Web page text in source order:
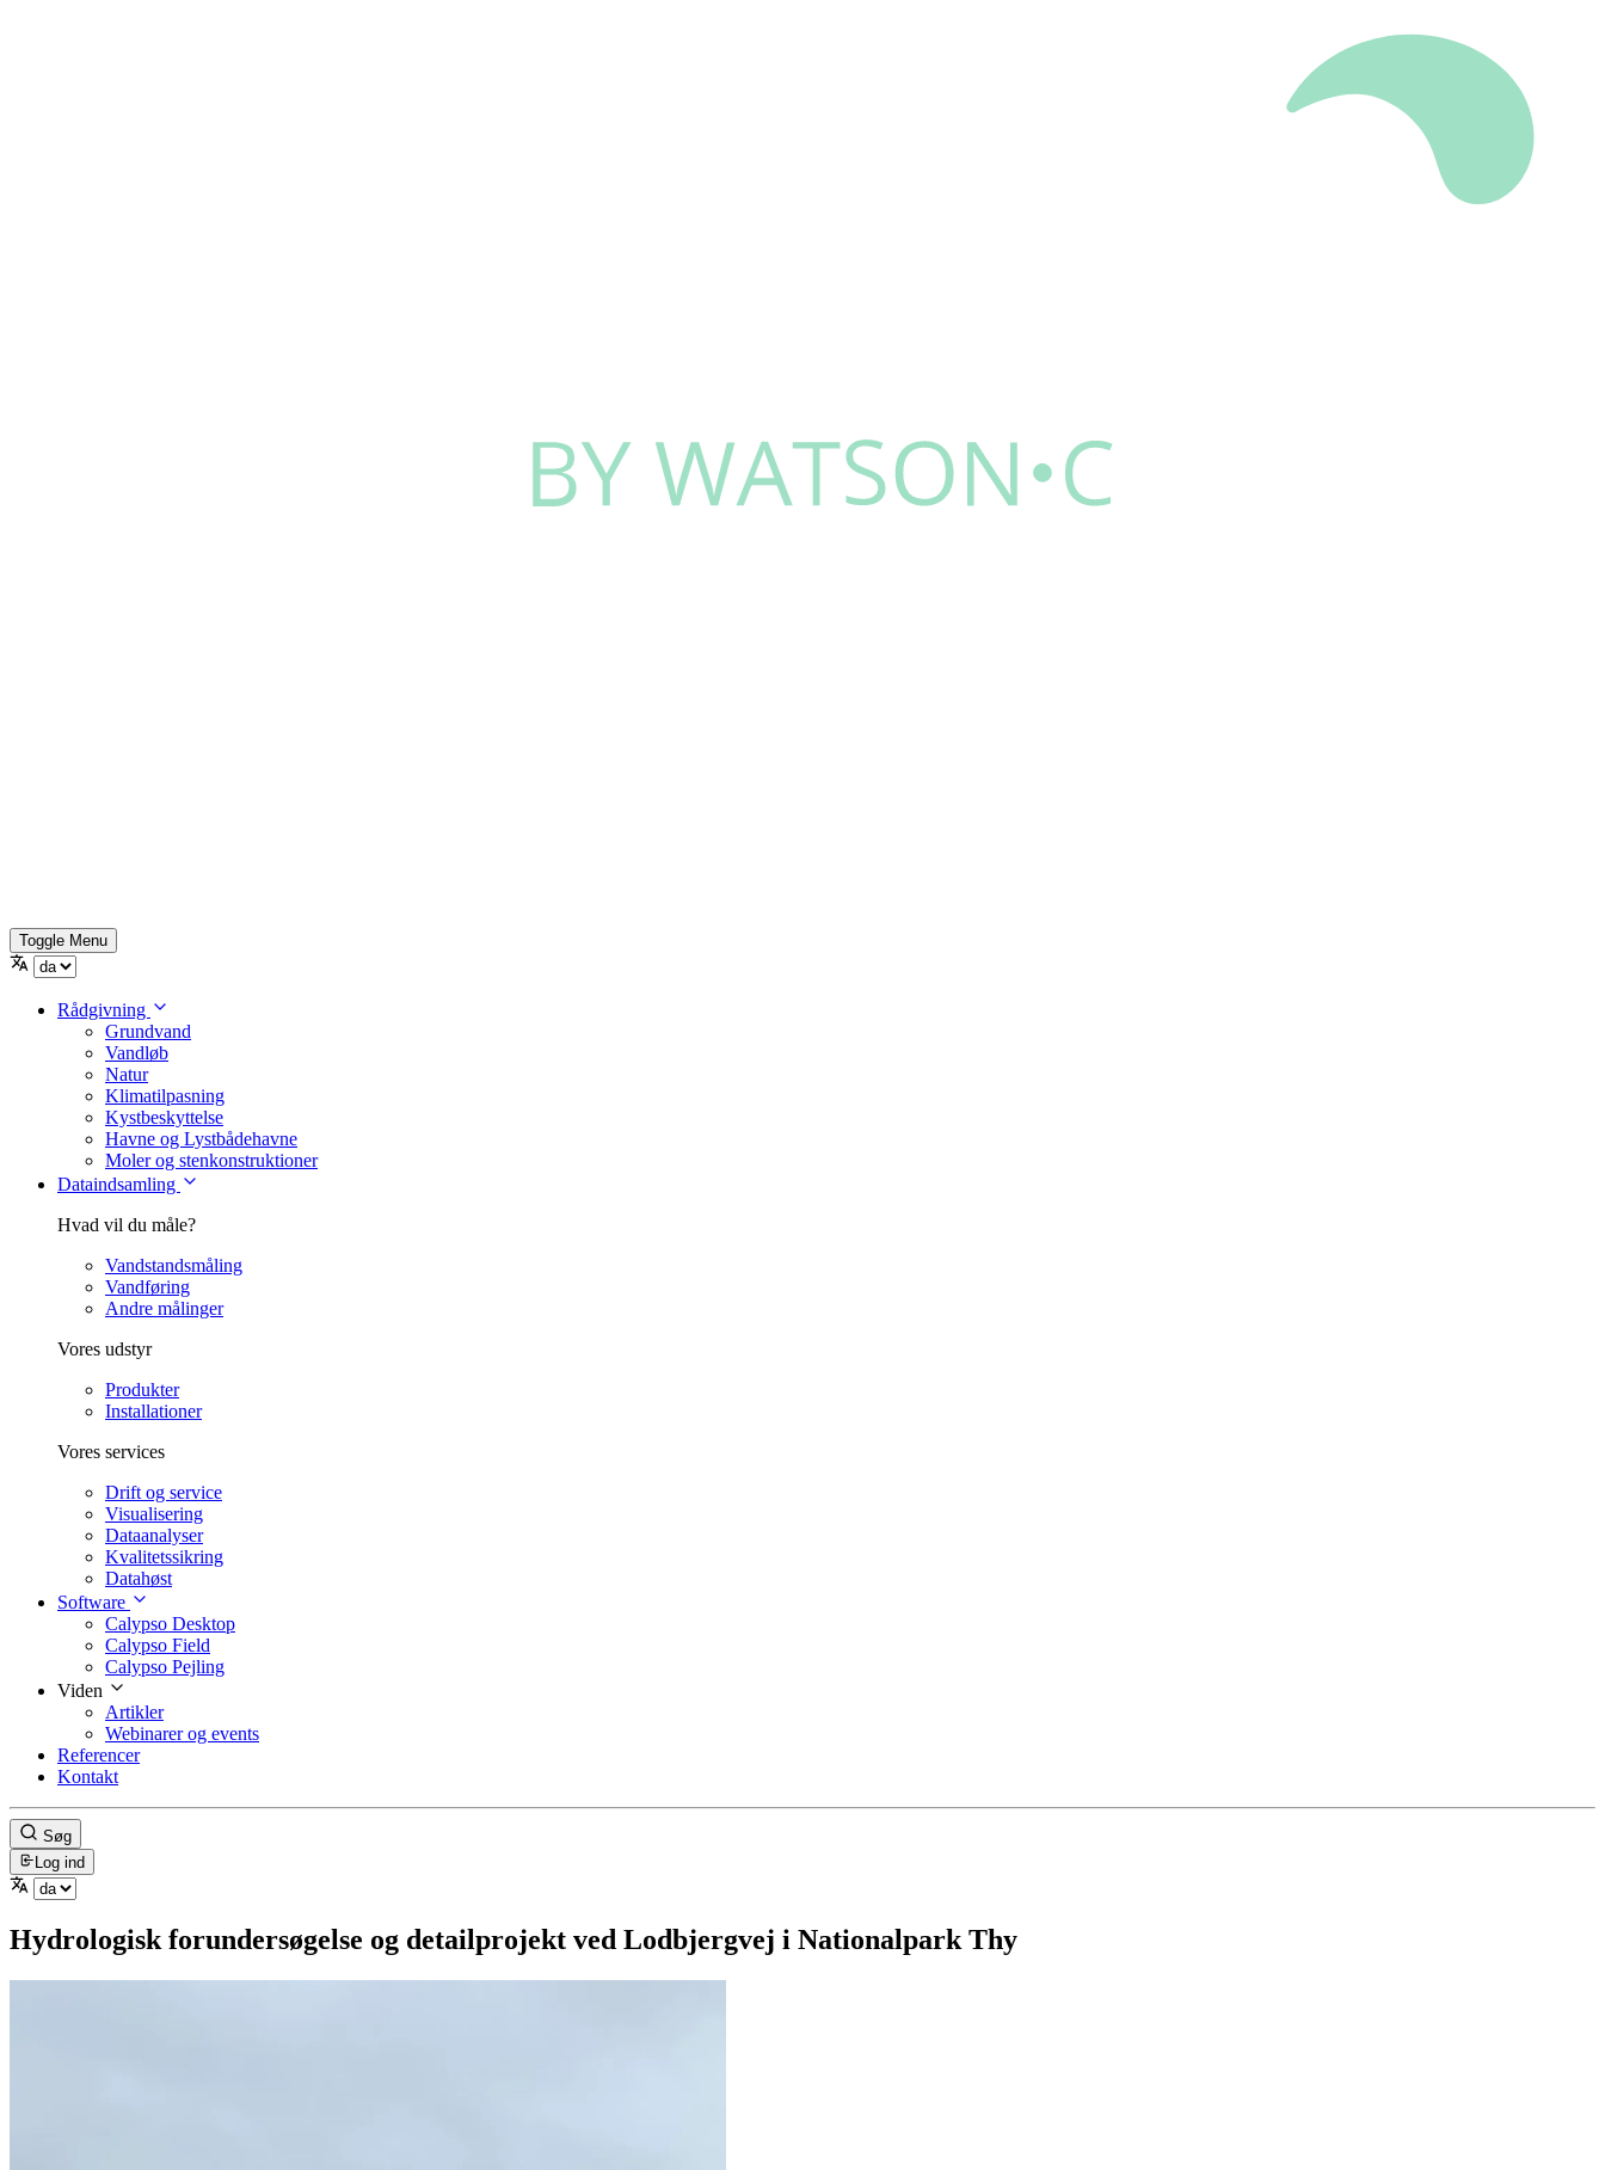
Toggle Menu
Rådgivning
Grundvand
Vandløb
Natur
Klimatilpasning
Kystbeskyttelse
Havne og Lystbådehavne
Moler og stenkonstruktioner
Dataindsamling
Hvad vil du måle?
Vandstandsmåling
Vandføring
Andre målinger
Vores udstyr
Produkter
Installationer
Vores services
Drift og service
Visualisering
Dataanalyser
Kvalitetssikring
Datahøst
Software
Calypso Desktop
Calypso Field
Calypso Pejling
Viden
Artikler
Webinarer og events
Referencer
Kontakt
Søg
Log ind
Hydrologisk forundersøgelse og detailprojekt ved Lodbjergvej i Nationalpark Thy